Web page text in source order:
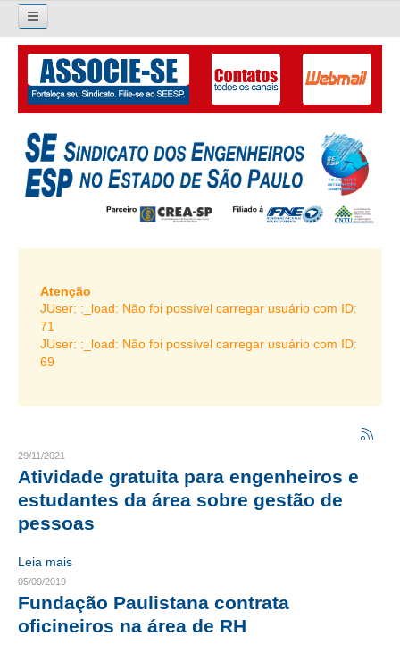
Pesquisar...
O SINDICATO
APRESENTAÇÃO
PALAVRA DO PRESIDENTE
DIRETORIA
LIVRO GESTÃO 2026-2029
SUBSEDES SINDICAIS
GALERIA EX-PRESIDENTES
CONSELHO TECNOLÓGICO
HISTÓRICO E ATUAÇÃO
CONSELHOS ASSESSORES
PERSONALIDADES DA TECNOLOGIA
Atenção
JUser: :_load: Não foi possível carregar usuário com ID:
71
JUser: :_load: Não foi possível carregar usuário com ID:
69
29/11/2021
Atividade gratuita para engenheiros e
estudantes da área sobre gestão de
pessoas
Leia mais
05/09/2019
Fundação Paulistana contrata
oficineiros na área de RH